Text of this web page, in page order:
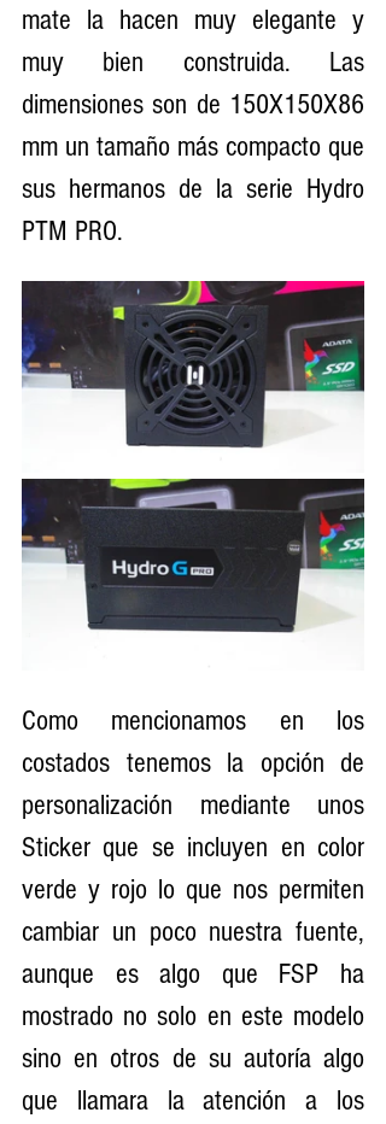
mate la hacen muy elegante y
muy bien construida. Las
dimensiones son de 150X150X86
mm un tamaño más compacto que
sus hermanos de la serie Hydro
PTM PRO.
Como mencionamos en los
costados tenemos la opción de
personalización mediante unos
Sticker que se incluyen en color
verde y rojo lo que nos permiten
cambiar un poco nuestra fuente,
aunque es algo que FSP ha
mostrado no solo en este modelo
sino en otros de su autoría algo
que llamara la atención a los